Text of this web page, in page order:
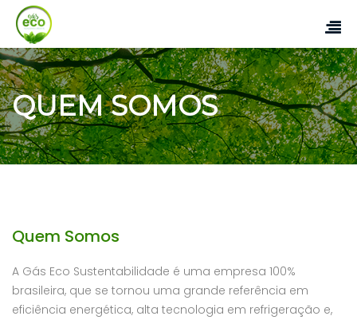
QUEM SOMOS
Quem Somos
A Gás Eco Sustentabilidade é uma empresa 100%
brasileira, que se tornou uma grande referência em
eficiência energética, alta tecnologia em refrigeração e,